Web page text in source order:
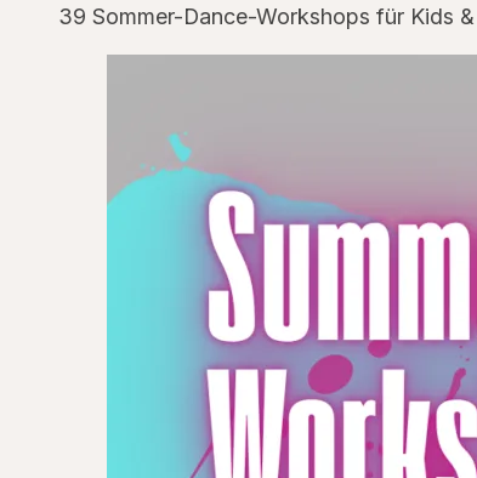
39 Sommer-Dance-Workshops für Kids